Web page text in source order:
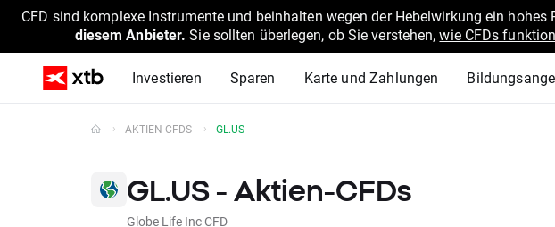
CFD sind komplexe Instrumente und beinhalten wegen der Hebelwirkung ein hohes
diesem Anbieter. Sie sollten überlegen, ob Sie verstehen,wie CFDs
Investieren Sparen Karte und Zahlungen
AKTIEN-CFDS GL.US
GL.US - Aktien-CFDs
Globe Life Inc CFD